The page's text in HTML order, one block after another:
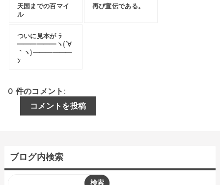
天国までの百マイ
ル
再び宣伝である。
ついに見本が ﾗ
━━━━━━ヽ(´∀
｀ヽ)━━━━━━
ﾝ
0 件のコメント:
コメントを投稿
ブログ内検索